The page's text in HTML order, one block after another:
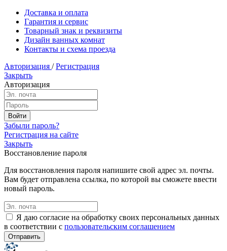
Доставка и оплата
Гарантия и сервис
Товарный знак и реквизиты
Дизайн ванных комнат
Контакты и схема проезда
Авторизация / Регистрация
Закрыть
Авторизация
Забыли пароль?
Регистрация на сайте
Закрыть
Восстановление пароля
Для восстановления пароля напишите свой адрес эл. почты.
Вам будет отправлена ссылка, по которой вы сможете ввести
новый пароль.
Я даю согласие на обработку своих персональных данных
в соответствии с пользовательским соглашением